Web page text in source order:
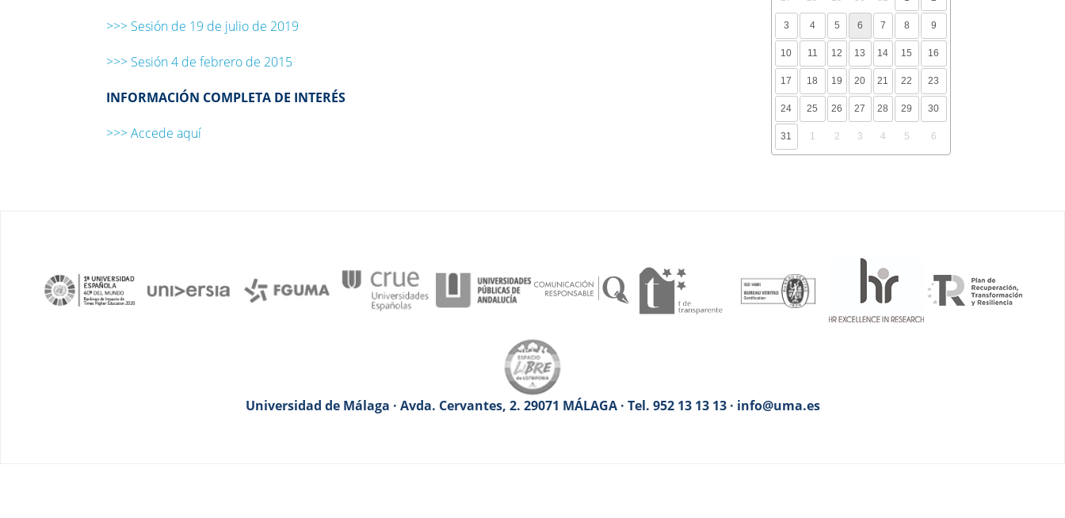
>>> Sesión de 19 de julio de 2019
>>> Sesión 4 de febrero de 2015
INFORMACIÓN COMPLETA DE INTERÉS
>>> Accede aquí
3 4 5 6 7 8 9
10 11 12 13 14 15 16
17 18 19 20 21 22 23
24 25 26 27 28 29 30
31 1 2 3 4 5 6
Universidad de Málaga · Avda. Cervantes, 2. 29071 MÁLAGA · Tel. 952 13 13 13 · info@uma.es